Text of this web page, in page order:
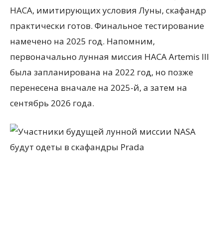
НАСА, имитирующих условия Луны, скафандр
практически готов. Финальное тестирование
намечено на 2025 год. Напомним,
первоначально лунная миссия НАСА Artemis III
была запланирована на 2022 год, но позже
перенесена вначале на 2025-й, а затем на
сентябрь 2026 года.